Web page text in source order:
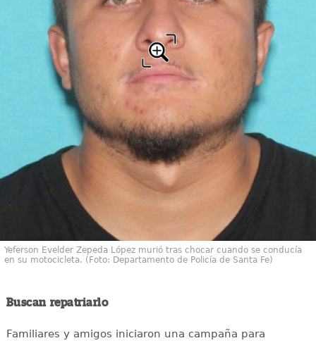
Yeferson Evelder Zepeda López murió tras chocar cuando se conducía
en su motocicleta. (Foto: Departamento de Policía de Santa Fe)
Buscan repatriarlo
Familiares y amigos iniciaron una campaña para